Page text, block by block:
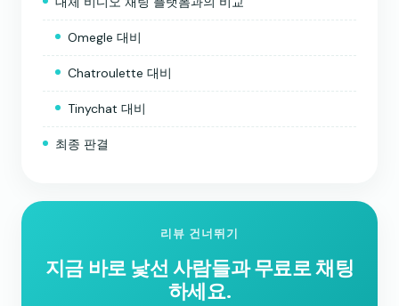
Omegle 대비
Chatroulette 대비
Tinychat 대비
최종 판결
리뷰 건너뛰기
지금 바로 낯선 사람들과 무료로 채팅
하세요.